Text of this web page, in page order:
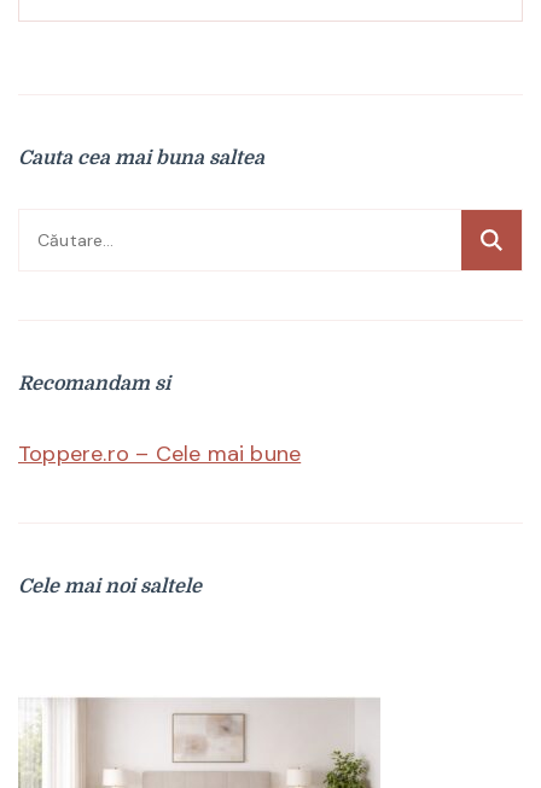
Cauta cea mai buna saltea
Caută
Recomandam si
Toppere.ro – Cele mai bune
Cele mai noi saltele